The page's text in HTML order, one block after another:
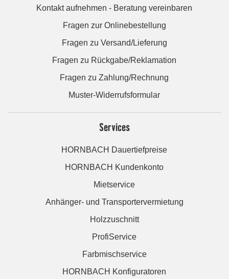
Kontakt aufnehmen - Beratung vereinbaren
Fragen zur Onlinebestellung
Fragen zu Versand/Lieferung
Fragen zu Rückgabe/Reklamation
Fragen zu Zahlung/Rechnung
Muster-Widerrufsformular
Services
HORNBACH Dauertiefpreise
HORNBACH Kundenkonto
Mietservice
Anhänger- und Transportervermietung
Holzzuschnitt
ProfiService
Farbmischservice
HORNBACH Konfiguratoren